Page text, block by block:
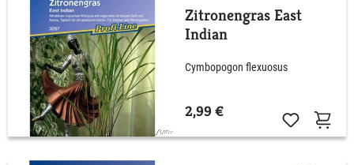
Zitronengras East
Indian
Cymbopogon flexuosus
2,99 €